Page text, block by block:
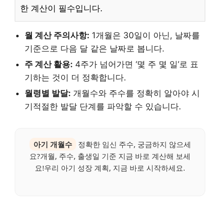
한 계산이 필수입니다.
월 계산 주의사항: 1개월은 30일이 아닌, 날짜를
기준으로 다음 달 같은 날짜로 봅니다.
주 계산 활용: 4주가 넘어가면 ‘몇 주 몇 일’로 표
기하는 것이 더 정확합니다.
월령별 발달: 개월수와 주수를 정확히 알아야 시
기적절한 발달 단계를 파악할 수 있습니다.
아기 개월수
정확한 임신 주수, 궁금하지 않으세
요?개월, 주수, 출생일 기준 지금 바로 계산해 보세
요!우리 아기 성장 계획, 지금 바로 시작하세요.